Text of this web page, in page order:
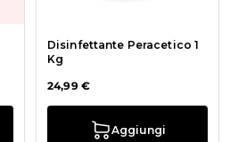
Disinfettante Peracetico 1
Kg
24,99 €
Aggiungi